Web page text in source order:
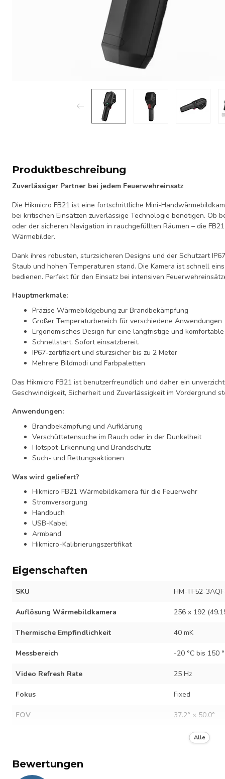
Produktbeschreibung
Zuverlässiger Partner bei jedem Feuerwehreinsatz
Die Hikmicro FB21 ist eine fortschrittliche Mini-
bei kritischen Einsätzen zuverlässige Technologie benötigen. Ob
oder der sicheren Navigation in rauchgefüllten Räumen – die
Wärmebilder.
Dank ihres robusten, sturzsicheren Designs und der Schutzart
Staub und hohen Temperaturen stand. Die Kamera ist schnell
bedienen. Perfekt für den Einsatz bei intensiven
Hauptmerkmale:
Präzise Wärmebildgebung zur Brandbekämpfung
Großer Temperaturbereich für verschiedene Anwendungen
Ergonomisches Design für eine langfristige und
Schnellstart. Sofort einsatzbereit.
IP67-zertifiziert und sturzsicher bis zu 2 Meter
Mehrere Bildmodi und Farbpaletten
Das Hikmicro FB21 ist benutzerfreundlich und daher ein
Geschwindigkeit, Sicherheit und Zuverlässigkeit im Vordergrund
Anwendungen:
Brandbekämpfung und Aufklärung
Verschüttetensuche im Rauch oder in der Dunkelheit
Hotspot-Erkennung und Brandschutz
Such- und Rettungsaktionen
Was wird geliefert?
Hikmicro FB21 Wärmebildkamera für die Feuerwehr
Stromversorgung
Handbuch
USB-Kabel
Armband
Hikmicro-Kalibrierungszertifikat
Eigenschaften
SKU HM-TF52-
Auflösung Wärmebildkamera 256 x 192
Thermische Empfindlichkeit 40 mK
Messbereich -20 °C bis 150
Video Refresh Rate 25 Hz
Fokus Fixed
FOV 37.2° × 50.0°
Buttons
Akkuladezeit
Alle
Bewertungen